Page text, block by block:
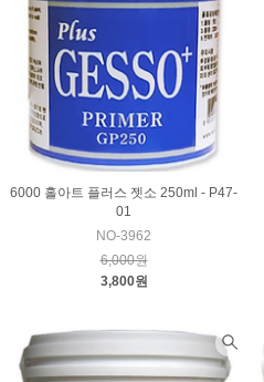
6000 홀아트 플러스 젯소 250ml - P47-
01
NO-3962
6,000원
3,800원